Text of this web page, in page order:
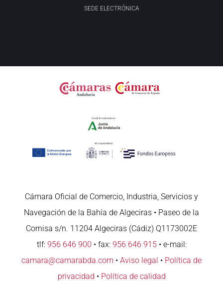
SEDE ELECTRÓNICA
Cámara Oficial de Comercio, Industria, Servicios y
Navegación de la Bahía de Algeciras • Paseo de la
Cornisa s/n. 11204 Algeciras (Cádiz) Q1173002E
tlf: 956 646 900 • fax: 956 646 915• e-mail:
camara@camarabda.com • Aviso legal • Política de
privacidad • Política de calidad